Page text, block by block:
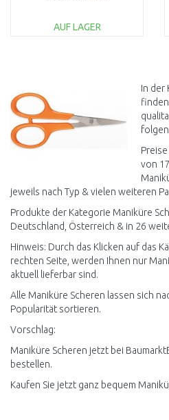
AUF LAGER
In der
von
jeweils nach Typ & vielen weiteren
Produkte der Kategorie Maniküre
Deutschland, Österreich & in 26
Hinweis: Durch das Klicken auf das
rechten Seite, werden Ihnen nur
aktuell lieferbar sind.
Alle Maniküre Scheren lassen sich
Popularität sortieren.
Vorschlag:
Maniküre Scheren jetzt bei
bestellen.
Kaufen Sie jetzt ganz bequem